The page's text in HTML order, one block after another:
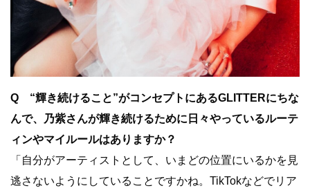
Q “輝き続けること”がコンセプトにあるGLITTERにちな
んで、乃紫さんが輝き続けるために日々やっているルーテ
ィンやマイルールはありますか？
「自分がアーティストとして、いまどの位置にいるかを見
逃さないようにしていることですかね。TikTokなどでリア